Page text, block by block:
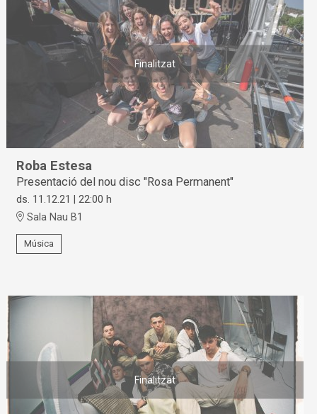
Finalitzat
Roba Estesa
Presentació del nou disc "Rosa Permanent"
ds. 11.12.21 |22:00 h
Sala Nau B1
Música
Finalitzat